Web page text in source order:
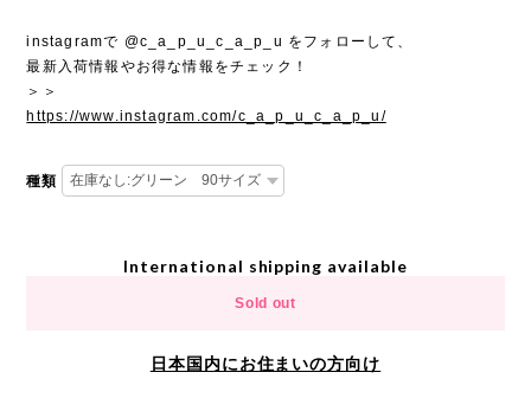
instagramで @c_a_p_u_c_a_p_u をフォローして、
最新入荷情報やお得な情報をチェック！
＞＞
https://www.instagram.com/c_a_p_u_c_a_p_u/
種類
International shipping available
Sold out
日本国内にお住まいの方向け